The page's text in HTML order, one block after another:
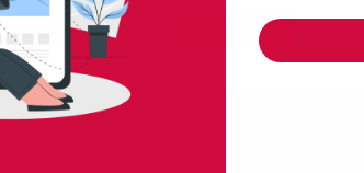
Reglas de "cookies" Aceptar todas